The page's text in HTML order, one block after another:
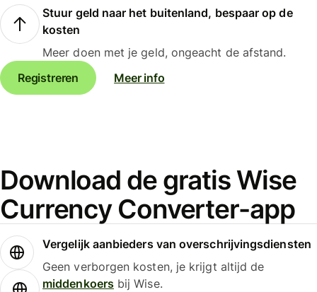
Stuur geld naar het buitenland, bespaar op de
kosten
Meer doen met je geld, ongeacht de afstand.
Registreren
Meer info
Download de gratis Wise
Currency Converter-app
Vergelijk aanbieders van overschrijvingsdiensten
Geen verborgen kosten, je krijgt altijd de
middenkoersbij Wise.